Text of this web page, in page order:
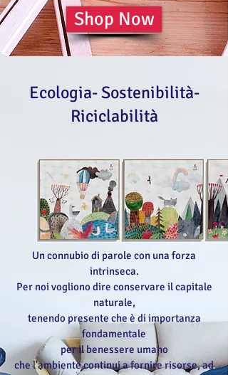
Shop Now
Ecologia- Sostenibilità-
Riciclabilità
Un connubio di parole con una forza
intrinseca.
Per noi vogliono dire conservare il capitale
naturale,
tenendo presente che è di importanza
fondamentale
per il benessere umano
che l'ambiente continui a fornire risorse, ad